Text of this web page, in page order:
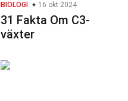
BIOLOGI 16 okt 2024
31 Fakta Om C3-
växter